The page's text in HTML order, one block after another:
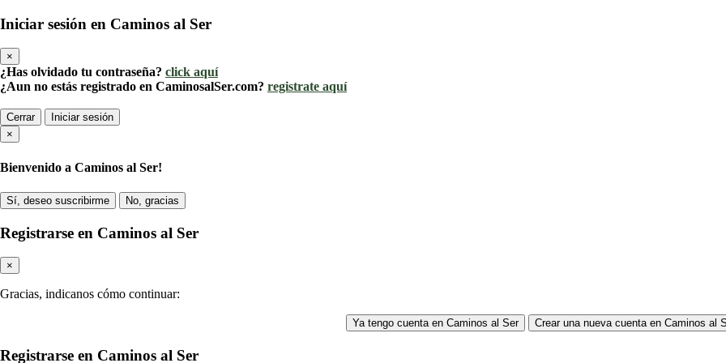
Iniciar sesión en Caminos al Ser
×
¿Has olvidado tu contraseña? click aquí
¿Aun no estás registrado en CaminosalSer.com? registrate aquí
Cerrar
Iniciar sesión
×
Bienvenido a Caminos al Ser!
Sí, deseo suscribirme No, gracias
Registrarse en Caminos al Ser
×
Gracias, indicanos cómo continuar:
Ya tengo cuenta en Caminos al Ser Crear una nueva cuenta en Caminos al
Registrarse en Caminos al Ser